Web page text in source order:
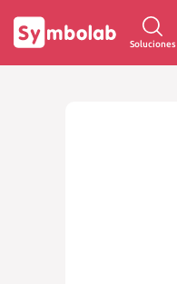
Soluciones